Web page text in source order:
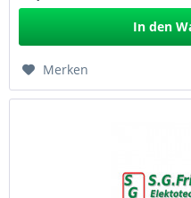
In den
Merken